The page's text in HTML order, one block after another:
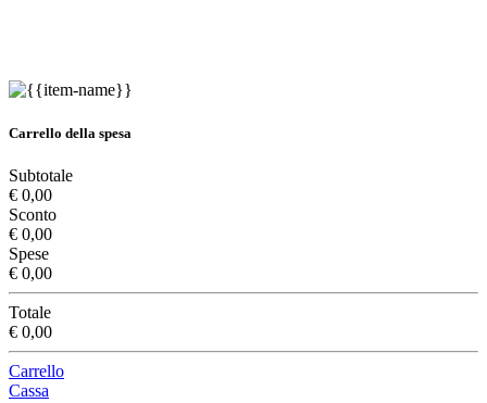
Carrello della spesa
Subtotale
€ 0,00
Sconto
€ 0,00
Spese
€ 0,00
Totale
€ 0,00
Carrello
Cassa